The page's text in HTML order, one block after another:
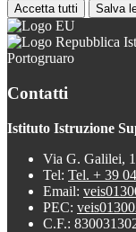
Accetta tutti Salva
Portogruaro
Contatti
Istituto Istruzione
Via G. Galilei,
Tel: Tel. + 39
Email:
PEC:
C.F.: